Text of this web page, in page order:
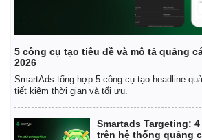
Hậu trường
Xe máy
Tư vấn
5 công cụ tạo tiêu đề và mô tả quảng
2026
SmartAds tổng hợp 5 công cụ tạo headline
tiết kiệm thời gian và tối ưu.
Smartads Targeting:
trên hệ thống quảng